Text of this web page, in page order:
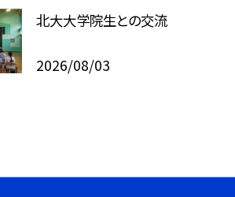
北大大学院生との交流
2026/08/03